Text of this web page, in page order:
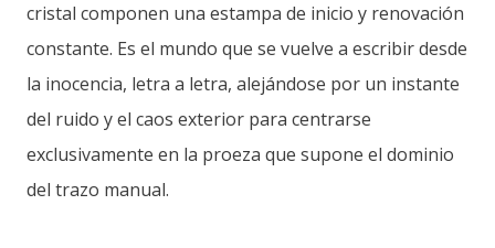
cristal componen una estampa de inicio y renovación
constante. Es el mundo que se vuelve a escribir desde
la inocencia, letra a letra, alejándose por un instante
del ruido y el caos exterior para centrarse
exclusivamente en la proeza que supone el dominio
del trazo manual.